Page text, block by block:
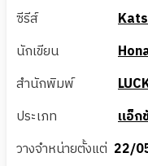
ซีรีส์
นักเขียน
สำนักพิมพ์
ประเภท
แอ็ก
วางจำหน่ายตั้งแต่ 22/